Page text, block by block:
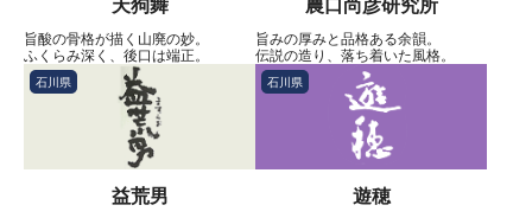
天狗舞
旨酸の骨格が描く山廃の妙。
ふくらみ深く、後口は端正。
農口尚彦研究所
旨みの厚みと品格ある余韻。
伝説の造り、落ち着いた風格。
石川県
益荒男
石川県
遊穂